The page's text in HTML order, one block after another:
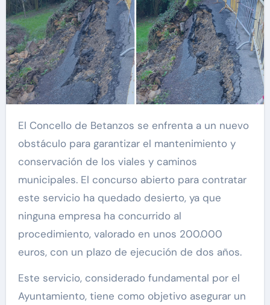
El Concello de Betanzos se enfrenta a un nuevo
obstáculo para garantizar el mantenimiento y
conservación de los viales y caminos
municipales. El concurso abierto para contratar
este servicio ha quedado desierto, ya que
ninguna empresa ha concurrido al
procedimiento, valorado en unos 200.000
euros, con un plazo de ejecución de dos años.
Este servicio, considerado fundamental por el
Ayuntamiento, tiene como objetivo asegurar un